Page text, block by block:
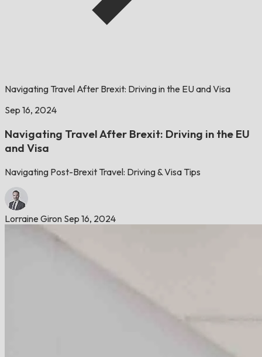
Navigating Travel After Brexit: Driving in the EU and Visa
Sep 16, 2024
Navigating Travel After Brexit: Driving in the EU
and Visa
Navigating Post-Brexit Travel: Driving & Visa Tips
Lorraine Giron Sep 16, 2024